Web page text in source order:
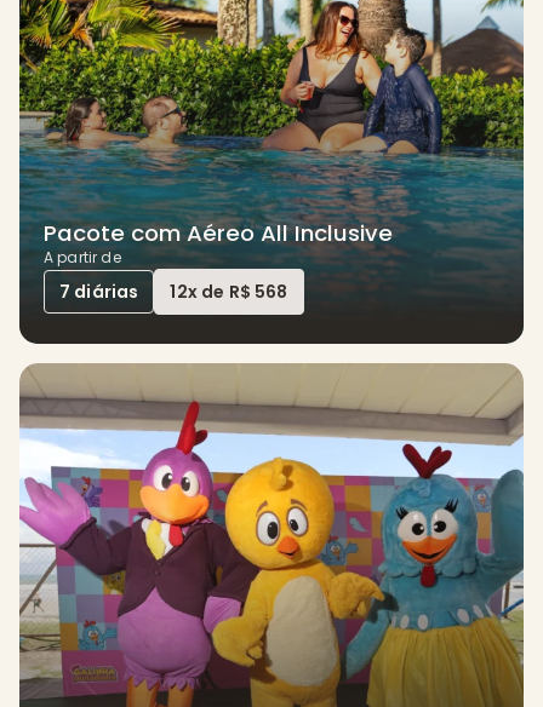
o
r
t
n
a
B
a
h
i
a
Pacote com Aéreo All Inclusive
A partir de
7 diárias 12x de R$ 568